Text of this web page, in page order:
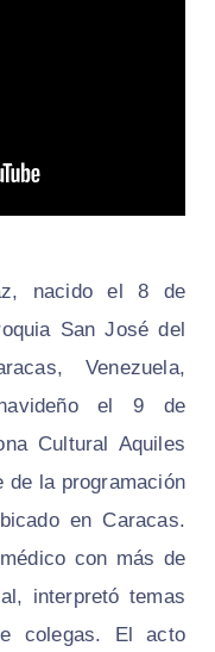
nacido el 8 de
San José del
Venezuela,
el 9 de
Cultural Aquiles
de la programación
en Caracas.
con más de
interpretó temas
colegas. El acto